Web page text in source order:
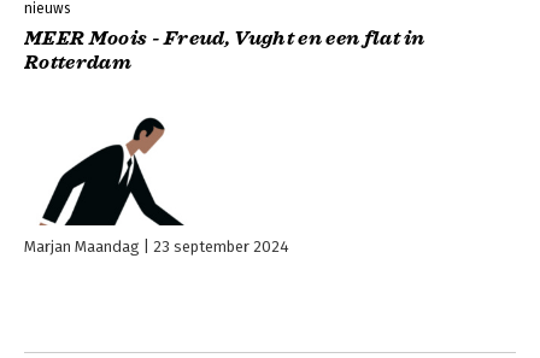
nieuws
MEER Moois - Freud, Vught en een flat in
Rotterdam
Marjan Maandag 23 september 2024